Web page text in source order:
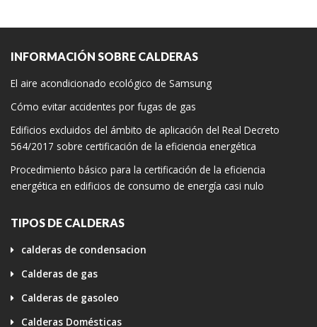
INFORMACIÓN SOBRE CALDERAS
El aire acondicionado ecológico de Samsung
Cómo evitar accidentes por fugas de gas
Edificios excluidos del ámbito de aplicación del Real Decreto
564/2017 sobre certificación de la eficiencia energética
Procedimiento básico para la certificación de la eficiencia
energética en edificios de consumo de energía casi nulo
TIPOS DE CALDERAS
calderas de condensacion
Calderas de gas
Calderas de gasoleo
Calderas Domésticas